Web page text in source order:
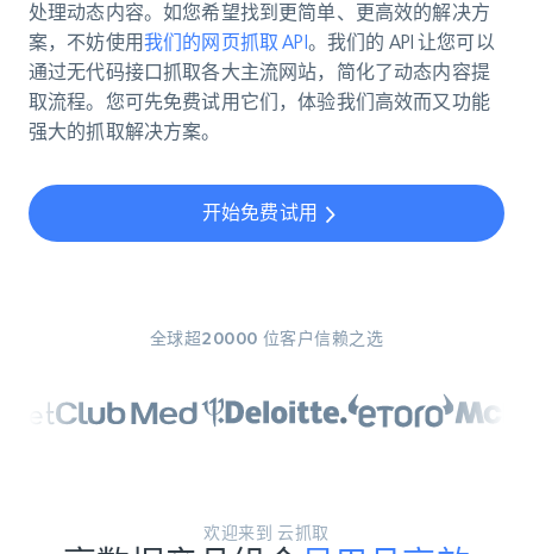
处理动态内容。如您希望找到更简单、更高效的解决方
案，不妨使用我们的网页抓取 API。我们的 API 让您可以
通过无代码接口抓取各大主流网站，简化了动态内容提
取流程。您可先免费试用它们，体验我们高效而又功能
强大的抓取解决方案。
开始免费试用
全球超20000 位客户信赖之选
欢迎来到 云抓取